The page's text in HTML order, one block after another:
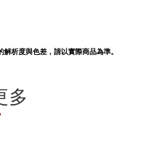
析度與色差，請以實際商品為準。
多